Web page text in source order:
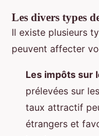
Les divers types
Il existe plusieurs
peuvent affecter
Les impôts sur
prélevées sur
taux attractif
étrangers et